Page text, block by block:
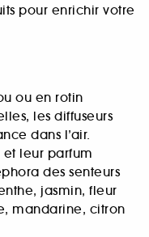
pour enrichir votre
ou en rotin
les diffuseurs
dans l’air.
leur parfum
des senteurs
jasmin, fleur
mandarine, citron